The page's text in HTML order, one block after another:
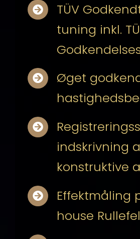
TÜV
tuning inkl.
Øget
indskrivning
konstruktive
Effektmåling
house